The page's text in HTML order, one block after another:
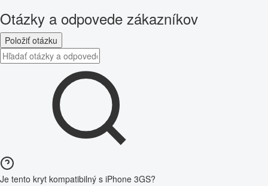
Otázky a odpovede zákazníkov
Položiť otázku
Je tento kryt kompatibilný s iPhone 3GS?